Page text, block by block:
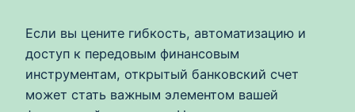
Если вы цените гибкость, автоматизацию и
доступ к передовым финансовым
инструментам, открытый банковский счет
может стать важным элементом вашей